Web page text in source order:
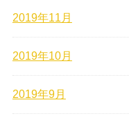
2019年11月
2019年10月
2019年9月